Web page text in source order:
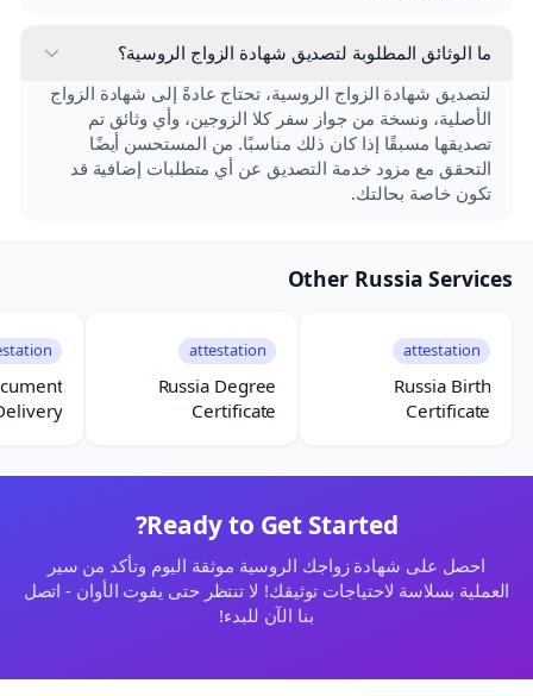
ما الوثائق المطلوبة لتصديق شهادة الزواج الروسية؟
لتصديق شهادة الزواج الروسية، تحتاج عادةً إلى شهادة الزواج
الأصلية، ونسخة من جواز سفر كلا الزوجين، وأي وثائق تم
تصديقها مسبقًا إذا كان ذلك مناسبًا. من المستحسن أيضًا
التحقق مع مزود خدمة التصديق عن أي متطلبات إضافية قد
تكون خاصة بحالتك.
Other Russia Services
attestation
Russia Birth
Certificate
attestation
Russia Degree
Certificate
Ready to Get Started?
احصل على شهادة زواجك الروسية موثقة اليوم وتأكد من سير
العملية بسلاسة لاحتياجات توثيقك! لا تنتظر حتى يفوت الأوان - اتصل
بنا الآن للبدء!